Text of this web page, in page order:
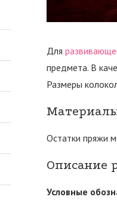
Для
предмета. В
Размеры
Остатки пряжи
Описание
Условные